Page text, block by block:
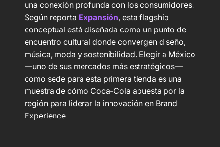
una conexión profunda con los consumidores.
Según reporta Expansión, esta flagship
conceptual está diseñada como un punto de
encuentro cultural donde convergen diseño,
música, moda y sostenibilidad. Elegir a México
—uno de sus mercados más estratégicos—
como sede para esta primera tienda es una
muestra de cómo Coca-Cola apuesta por la
región para liderar la innovación en Brand
Experience.